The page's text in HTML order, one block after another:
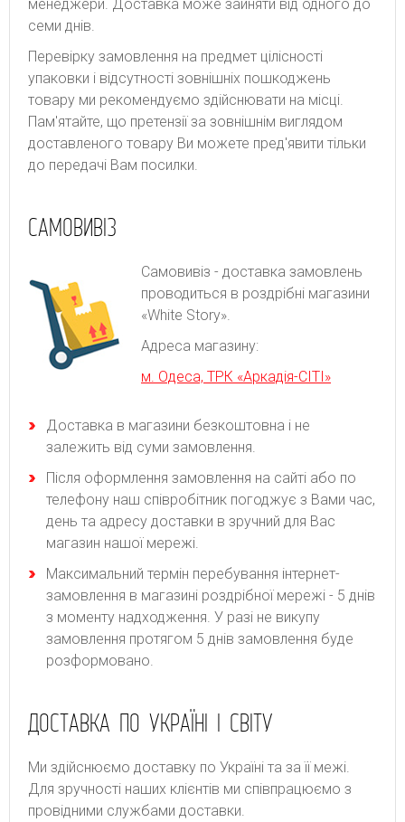
менеджери. Доставка може зайняти від одного до
семи днів.
Перевірку замовлення на предмет цілісності
упаковки і відсутності зовнішніх пошкоджень
товару ми рекомендуємо здійснювати на місці.
Пам'ятайте, що претензії за зовнішнім виглядом
доставленого товару Ви можете пред'явити тільки
до передачі Вам посилки.
САМОВИВІЗ
Самовивіз - доставка замовлень
проводиться в роздрібні магазини
«White Story».
Адреса магазину:
м. Одеса, ТРК «Аркадія-СІТІ»
Доставка в магазини безкоштовна і не
залежить від суми замовлення.
Після оформлення замовлення на сайті або по
телефону наш співробітник погоджує з Вами час,
день та адресу доставки в зручний для Вас
магазин нашої мережі.
Максимальний термін перебування інтернет-
замовлення в магазині роздрібної мережі - 5 днів
з моменту надходження. У разі не викупу
замовлення протягом 5 днів замовлення буде
розформовано.
ДОСТАВКА ПО УКРАЇНІ І СВІТУ
Ми здійснюємо доставку по Україні та за її межі.
Для зручності наших клієнтів ми співпрацюємо з
провідними службами доставки.